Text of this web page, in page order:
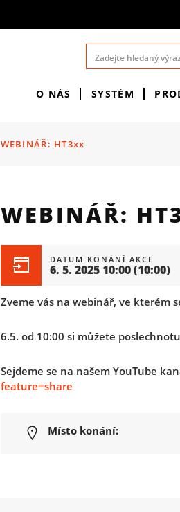
O NÁS SYSTÉM
WEBINÁŘ: HT3xx
WEBINÁŘ:
DATUM KONÁNÍ AKCE
6. 5. 2025 10:00(10:00)
Zveme vás na webinář, ve kterém
6.5. od 10:00 si můžete
Sejdeme se na našem YouTube
feature=share
Místo konání: